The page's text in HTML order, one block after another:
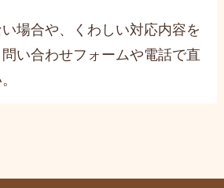
場合や、くわしい対応内容を
い合わせフォームや電話で直